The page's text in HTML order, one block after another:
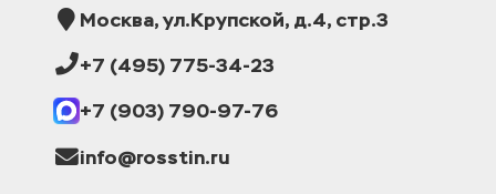
Москва, ул.Крупской, д.4, стр.3
+7 (495) 775-34-23
+7 (903) 790-97-76
info@rosstin.ru